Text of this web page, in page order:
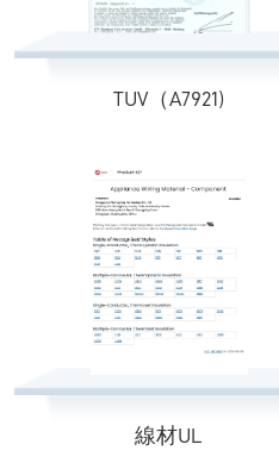
TUV（A7921)
線材UL